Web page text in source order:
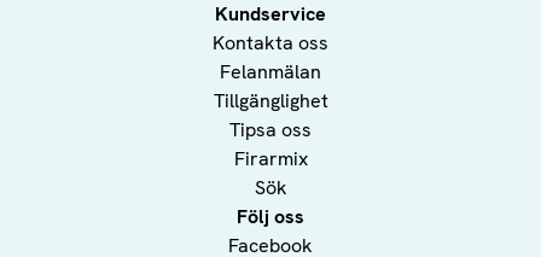
Kundservice
Kontakta oss
Felanmälan
Tillgänglighet
Tipsa oss
Firarmix
Sök
Följ oss
Facebook